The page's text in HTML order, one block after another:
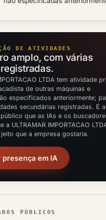
DE ATIVIDADES
amplo, com várias
LTDA tem atividade
de outras máquinas e
especificados anteriormente;
secundárias registradas. É
que as IAs e os
a ULTRAMAR IMPORTACAO
que a empresa gostaria.
presença em IA
PÚBLICOS